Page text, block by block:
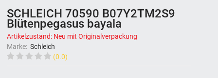
SCHLEICH 70590 B07Y2TM2S9
Blütenpegasus bayala
Artikelzustand: Neu mit Originalverpackung
Marke: Schleich
(0.0)